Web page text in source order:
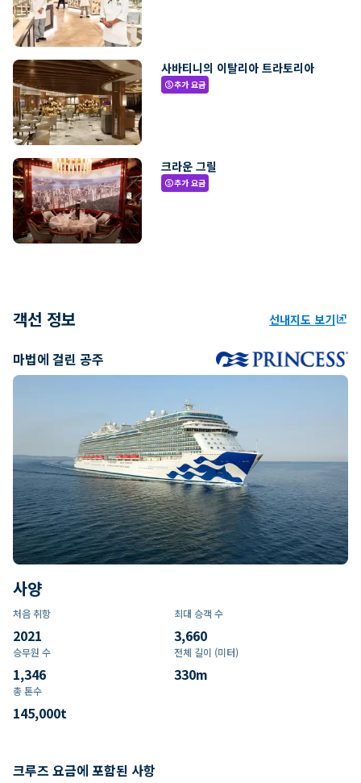
사바티니의 이탈리아 트라토리아
paid추가 요금
크라운 그릴
paid추가 요금
객선 정보 선내지도 보기ungroup
마법에 걸린 공주
사양
처음 취항
2021
최대 승객 수
3,660
승무원 수
1,346
전체 길이 (미터)
330m
총 톤수
145,000t
크루즈 요금에 포함된 사항